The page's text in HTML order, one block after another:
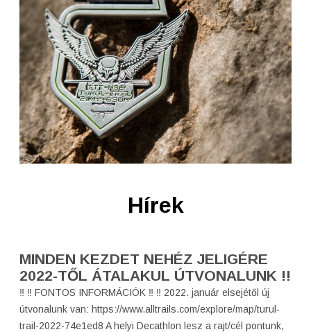
Hírek
MINDEN KEZDET NEHÉZ JELIGÉRE
2022-TŐL ÁTALAKUL ÚTVONALUNK !!
‼️ ‼️ FONTOS INFORMÁCIÓK ‼️ ‼️ 2022. január elsejétől új
útvonalunk van: https://www.alltrails.com/explore/map/turul-
trail-2022-74e1ed8 A helyi Decathlon lesz a rajt/cél pontunk,